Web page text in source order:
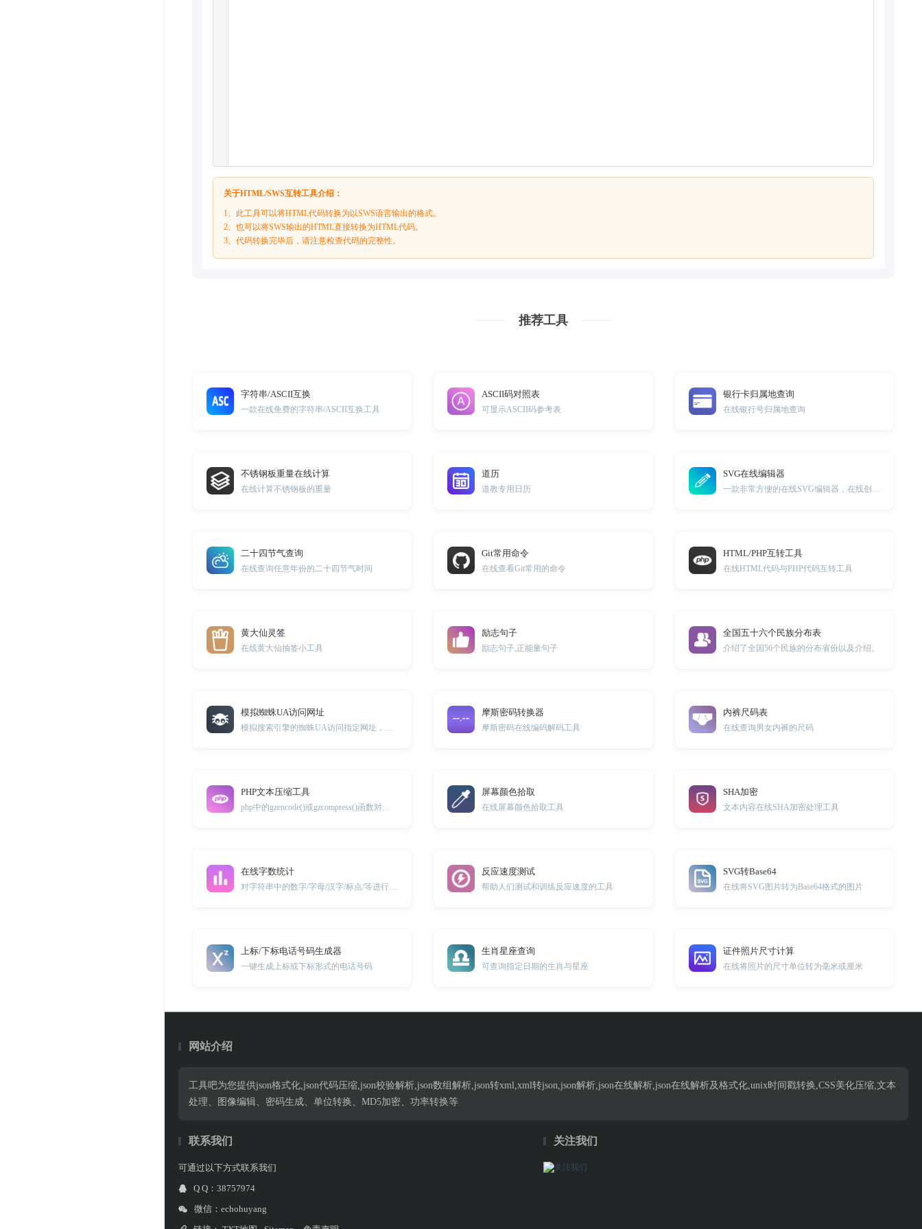
关于HTML/SWS互转工具介绍：
1、此工具可以将HTML代码转换为以SWS语言输出的格式。
2、也可以将SWS输出的HTML直接转换为HTML代码。
3、代码转换完毕后，请注意检查代码的完整性。
推荐工具
字符串/ASCII互换
一款在线免费的字符串/ASCII互换工具
ASCII码对照表
可显示ASCII码参考表
银行卡归属地查询
在线银行号归属地查询
不锈钢板重量在线计算
在线计算不锈钢板的重量
道历
道教专用日历
SVG在线编辑器
二十四节气查询
在线查询任意年份的二十四节气时间
Git常用命令
在线查看Git常用的命令
HTML/PHP互转工具
在线HTML代码与PHP代码互转工具
黄大仙灵签
在线黄大仙抽签小工具
励志句子
励志句子,正能量句子
全国五十六个民族分布表
介绍了全国56个民族的分布省份以及介绍。
模拟蜘蛛UA访问网址 摩斯密码转换器
摩斯密码在线编码解码工具
内裤尺码表
在线查询男女内裤的尺码
PHP文本压缩工具 屏幕颜色拾取
在线屏幕颜色拾取工具
SHA加密
文本内容在线SHA加密处理工具
在线字数统计 反应速度测试
帮助人们测试和训练反应速度的工具
SVG转Base64
在线将SVG图片转为Base64格式的图片
上标/下标电话号码生成器
一键生成上标或下标形式的电话号码
生肖星座查询
可查询指定日期的生肖与星座
证件照片尺寸计算
在线将照片的尺寸单位转为毫米或厘米
网站介绍
工具吧为您提供json格式化,json代码压缩,json校验解析,json数组解析,json转xml,xml转json,json解析,json在线解析,json在线解析及格式化,unix时间戳转换,CSS美化压缩,文本
处理、图像编辑、密码生成、单位转换、MD5加密、功率转换等
关注我们
联系我们
可通过以下方式联系我们
Q Q：38757974
微信：echohuyang